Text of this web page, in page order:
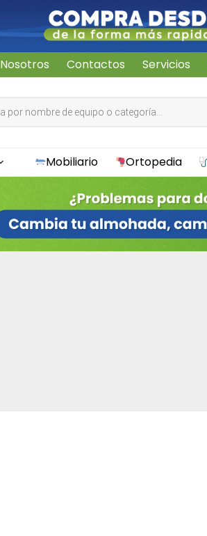
Nosotros Contactos Servicios
Mobiliario Ortopedia